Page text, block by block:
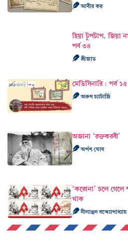
আবীর কর
হিয়া টুপটাপ, জিয়া
পর্ব ৩৪
শ্রীজাত
মেডিসিনারি : পর্ব ১৫
অরুণ চ্যাটার্জি
অজানা ‘রক্তকরবী’
অর্পণ ঘোষ
‘করোনা’ চলে গেলে
থাক
নীলাঞ্জন বন্দ্যোপাধ্যায়